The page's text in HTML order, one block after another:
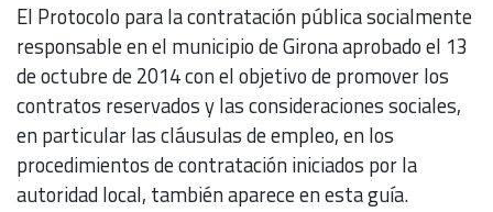
El Protocolo para la contratación pública socialmente
responsable en el municipio de Girona aprobado el 13
de octubre de 2014 con el objetivo de promover los
contratos reservados y las consideraciones sociales,
en particular las cláusulas de empleo, en los
procedimientos de contratación iniciados por la
autoridad local, también aparece en esta guía.